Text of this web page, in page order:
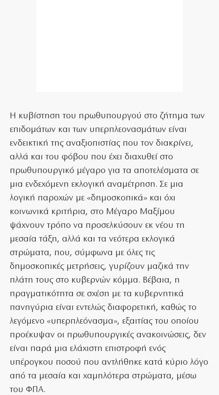
Η κυβίστηση του πρωθυπουργού στο ζήτημα των
επιδομάτων και των υπερπλεονασμάτων είναι
ενδεικτική της αναξιοπιστίας που τον διακρίνει,
αλλά και του φόβου που έχει διαχυθεί στο
πρωθυπουργικό μέγαρο για τα αποτελέσματα σε
μια ενδεχόμενη εκλογική αναμέτρηση. Σε μια
λογική παροχών με «δημοσκοπικά» και όχι
κοινωνικά κριτήρια, στο Μέγαρο Μαξίμου
ψάχνουν τρόπο να προσελκύσουν εκ νέου τη
μεσαία τάξη, αλλά και τα νεότερα εκλογικά
στρώματα, που, σύμφωνα με όλες τις
δημοσκοπικές μετρήσεις, γυρίζουν μαζικά την
πλάτη τους στο κυβερνών κόμμα. Βέβαια, η
πραγματικότητα σε σχέση με τα κυβερνητικά
πανηγύρια είναι εντελώς διαφορετική, καθώς το
λεγόμενο «υπερπλεόνασμα», εξαιτίας του οποίου
προέκυψαν οι πρωθυπουργικές ανακοινώσεις, δεν
είναι παρά μια ελάχιστη επιστροφή ενός
υπέρογκου ποσού που αντλήθηκε κατά κύριο λόγο
από τα μεσαία και χαμηλότερα στρώματα, μέσω
του ΦΠΑ.